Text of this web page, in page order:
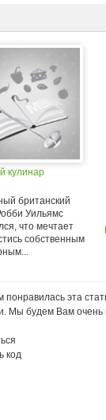
кулинар
британский
Уильямс
что мечтает
собственным
понравилась эта
Мы будем Вам очень
код